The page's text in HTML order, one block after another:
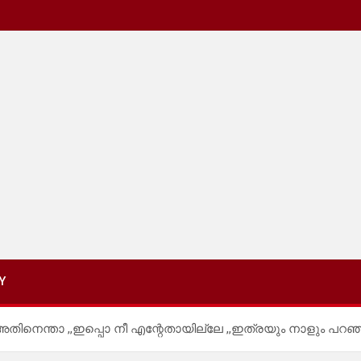
,,ഇപ്പൊ നീ എന്റേതായില്ലേ ,,ഇത്രയും നാളും